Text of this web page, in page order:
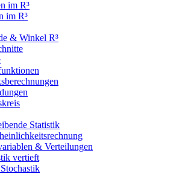
im R³
im R³
& Winkel R³
Statistik
& Verteilungen
vertieft